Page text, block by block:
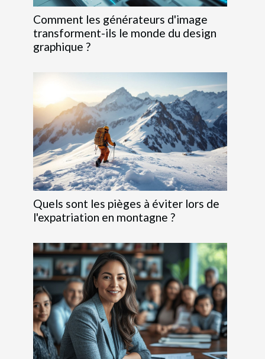
Comment les générateurs d'image
transforment-ils le monde du design
graphique ?
Quels sont les pièges à éviter lors de
l'expatriation en montagne ?